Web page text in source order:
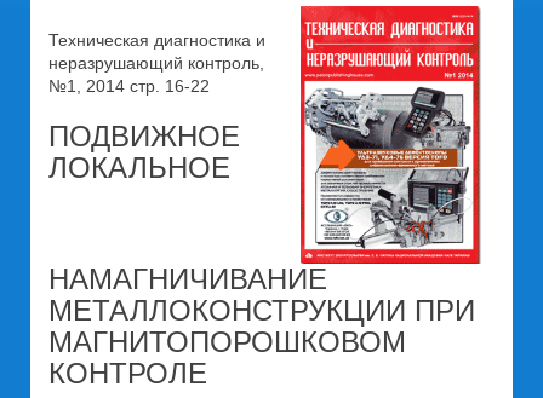
Техническая диагностика и
неразрушающий контроль,
№1, 2014 стр. 16-22
ПОДВИЖНОЕ
ЛОКАЛЬНОЕ
НАМАГНИЧИВАНИЕ
МЕТАЛЛОКОНСТРУКЦИИ ПРИ
МАГНИТОПОРОШКОВОМ
КОНТРОЛЕ